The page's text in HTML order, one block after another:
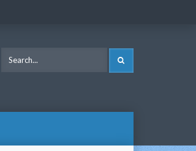
LinkedIn